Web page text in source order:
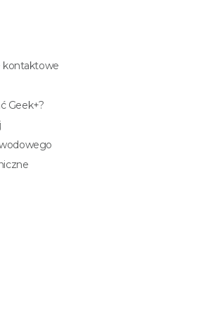
kontaktowe
Geek+?